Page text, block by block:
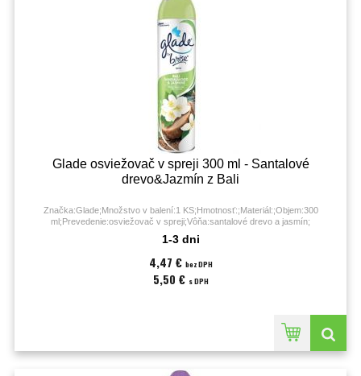
Glade osviežovač v spreji 300 ml - Santalové
drevo&Jazmín z Bali
Značka:Glade;Množstvo v balení:1 KS;Hmotnosť:;Materiál:;Objem:300
ml;Prevedenie:osviežovač v spreji;Vôňa:santalové drevo a jasmín;
1-3 dni
4,47 € bez DPH
5,50 € s DPH